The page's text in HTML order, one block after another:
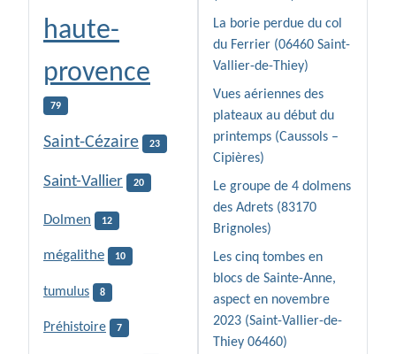
haute-
provence
79
Saint-Cézaire 23
Saint-Vallier 20
Dolmen 12
mégalithe 10
tumulus 8
Préhistoire 7
La borie perdue du col
du Ferrier (06460 Saint-
Vallier-de-Thiey)
Vues aériennes des
plateaux au début du
printemps (Caussols –
Cipières)
Le groupe de 4 dolmens
des Adrets (83170
Brignoles)
Les cinq tombes en
blocs de Sainte-Anne,
aspect en novembre
2023 (Saint-Vallier-de-
Thiey 06460)